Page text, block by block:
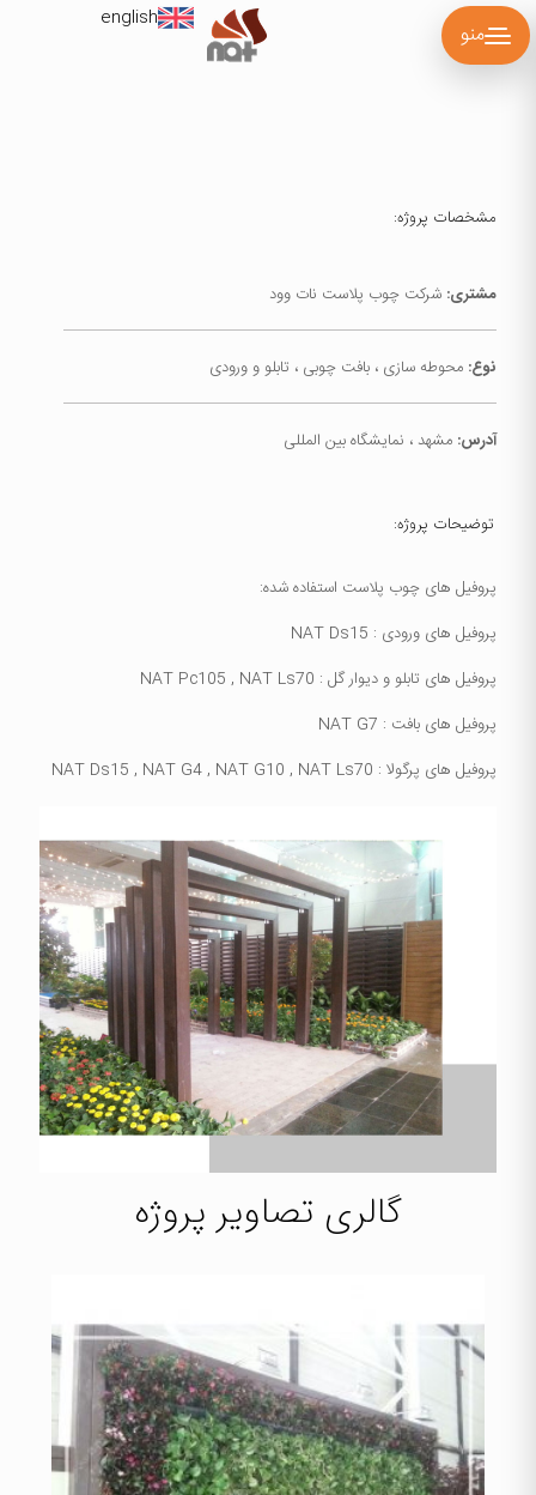
منو
english
مشخصات پروژه:
مشتری: شرکت چوب پلاست نات وود
نوع: محوطه سازی ، بافت چوبی ، تابلو و ورودی
آدرس: مشهد ، نمایشگاه بین المللی
توضیحات پروژه:
پروفیل های چوب پلاست استفاده شده:
پروفیل های ورودی : NAT Ds15
پروفیل های تابلو و دیوار گل : NAT Pc105 , NAT Ls70
پروفیل های بافت : NAT G7
پروفیل های پرگولا : NAT Ds15 , NAT G4 , NAT G10 , NAT Ls70
گالری تصاویر پروژه